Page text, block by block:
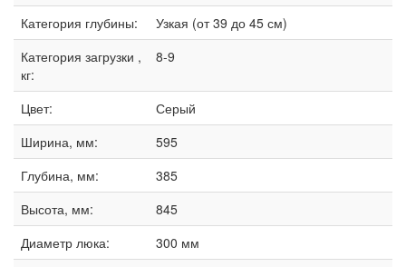
Категория глубины:
Узкая (от 39 до 45 см)
Категория загрузки ,
кг:
8-9
Цвет:
Серый
Ширина, мм:
595
Глубина, мм:
385
Высота, мм:
845
Диаметр люка:
300 мм